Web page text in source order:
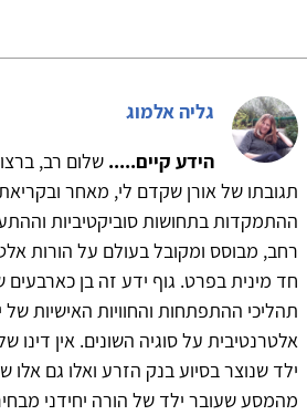
גליה אלמוג
הידע קיים..... שלום רב,
תגובתו של אורן שקדם לי, מאחר
ההתמקדות בתחושות סוביקטיביות
רחב, מבוסס ומקובל בעולם על הורות
חד מינית בפרט. גוף ידע זה בן
תהליכי ההתפתחות והחוויות האישיות של
אלטרנטיבית על סוגיה השונים. אין דינו
ילד שנוצר בסיוע בנק הזרע ואלו גם אלו
מהמסע שעובר ילד של הורה יחידני